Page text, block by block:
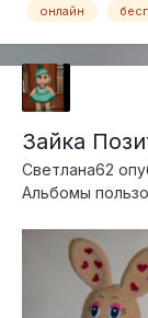
онлайн
Зайка
Светлана62
Альбомы